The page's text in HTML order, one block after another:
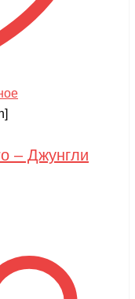
– Джунгли